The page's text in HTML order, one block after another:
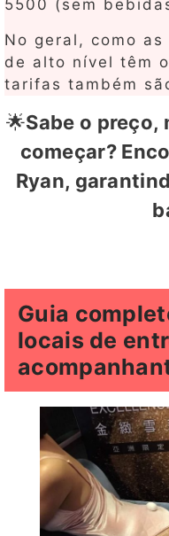
5500 (sem
No geral, como
de alto nível têm
tarifas também
🌟Sabe o preço,
começar?
Ryan,
Guia
locais de